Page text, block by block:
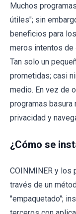
Muchos
útiles"; sin
beneficios para
meros intentos de
Tan solo un
prometidas; casi
medio. En vez de
programas basura
privacidad y
¿Cómo se
COINMINER y los
través de un
"empaquetado";